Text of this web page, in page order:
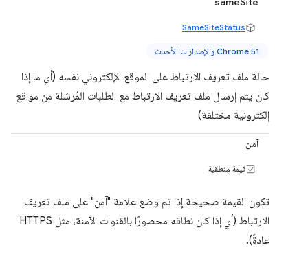
SameSiteStatus
Chrome 51 والإصدارات الأحدث
حالة ملف تعريف الارتباط على الموقع الإلكتروني نفسه (أي ما إذا
كان يتم إرسال ملف تعريف الارتباط مع الطلبات المُرسَلة من مواقع
إلكترونية مختلفة)
آمن
قيمة منطقية
تكون القيمة صحيحة إذا تم وضع علامة "آمن" على ملف تعريف
الارتباط (أي إذا كان نطاقه محصورًا بالقنوات الآمنة، مثل HTTPS
عادةً).